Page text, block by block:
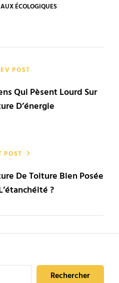
ÉCOLOGIQUES
POST
Qui Pèsent Lourd Sur
D’énergie
POST
De Toiture Bien Posée
?
Rechercher